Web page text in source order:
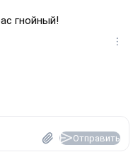
гнойный!
Отправить